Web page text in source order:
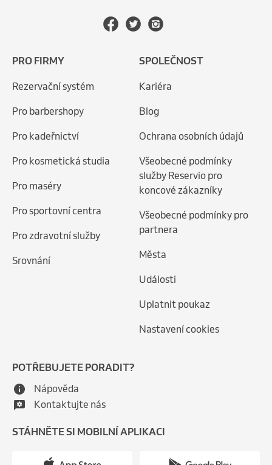
PRO FIRMY
Rezervační systém
Pro barbershopy
Pro kadeřnictví
Pro kosmetická studia
Pro maséry
Pro sportovní centra
Pro zdravotní služby
Srovnání
SPOLEČNOST
Kariéra
Blog
Ochrana osobních údajů
Všeobecné podmínky
služby Reservio pro
koncové zákazníky
Všeobecné podmínky pro
partnera
Města
Události
Uplatnit poukaz
Nastavení cookies
POTŘEBUJETE PORADIT?
Nápověda
Kontaktujte nás
STÁHNĚTE SI MOBILNÍ APLIKACI